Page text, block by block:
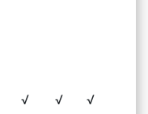
√ √ √